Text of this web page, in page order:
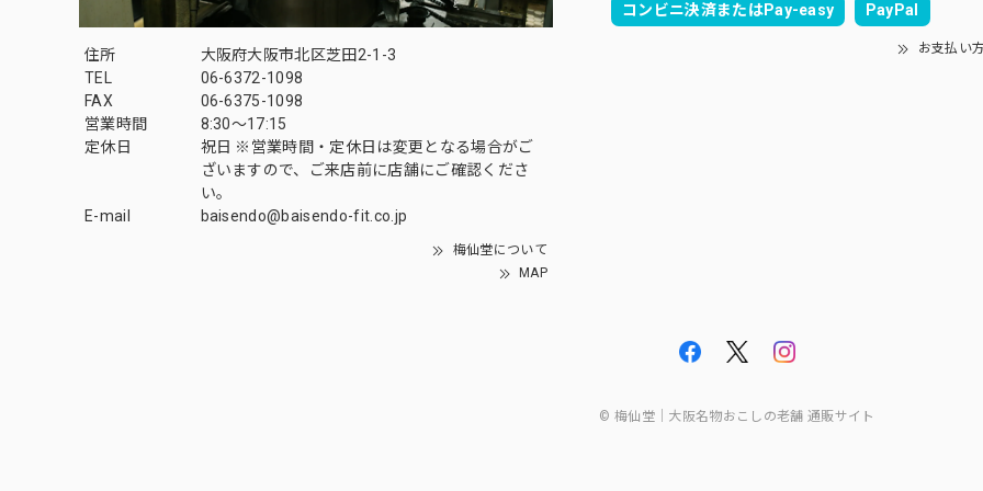
住所
大阪府大阪市北区芝田2-1-3
TEL
06-6372-1098
FAX
06-6375-1098
営業時間
8:30～17:15
定休日
祝日 ※営業時間・定休日は変更となる場合がご
ざいますので、ご来店前に店舗にご確認くださ
い。
E-mail
baisendo@baisendo-fit.co.jp
梅仙堂について
MAP
コンビニ決済またはPay-easy PayPal
お支払い
© 梅仙堂｜大阪名物おこしの老舗 通販サイト